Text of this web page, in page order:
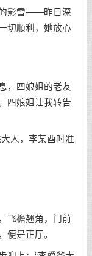
影雪——昨日深
切顺利，她放心
，四娘姐的老友
四娘姐让我转告
人，李某酉时准
檐翘角，门前
便是正厅。